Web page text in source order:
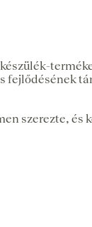
szerezte, és